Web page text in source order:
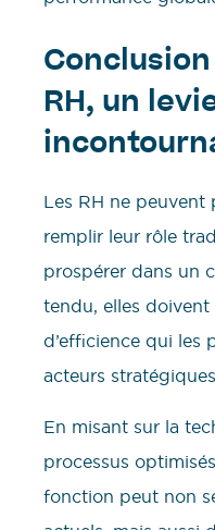
Conclusion
RH, un
Les RH ne peuvent
remplir leur rôle
prospérer dans un
tendu, elles
d’efficience qui les
acteurs
En misant sur la
processus
fonction peut non